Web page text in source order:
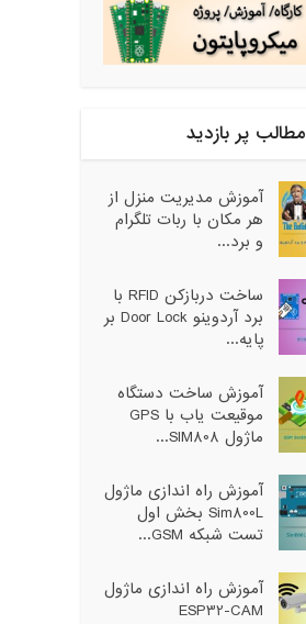
مطالب پر بازدید
آموزش مدیریت منزل از
هر مکان با ربات تلگرام
و برد...
ساخت دربازکن RFID با
برد آردوینو Door Lock بر
پایه...
آموزش ساخت دستگاه
موقیعت یاب با GPS
ماژول SIM808...
آموزش راه اندازی ماژول
Sim800L بخش اول
تست شبکه GSM...
آموزش راه اندازی ماژول
ESP32-CAM